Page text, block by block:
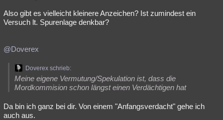
Also gibt es vielleicht kleinere Anzeichen? Ist zumindest ein
Versuch lt. Spurenlage denkbar?
@Doverex
Doverex schrieb:
Meine eigene Vermutung/Spekulation ist, dass die
Mordkommision schon längst einen Verdächtigen hat
Da bin ich ganz bei dir. Von einem "Anfangsverdacht" gehe ich
auch aus.